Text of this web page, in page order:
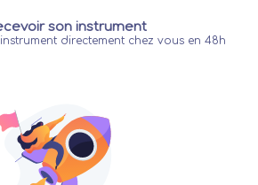
son instrument
directement chez vous en 48h